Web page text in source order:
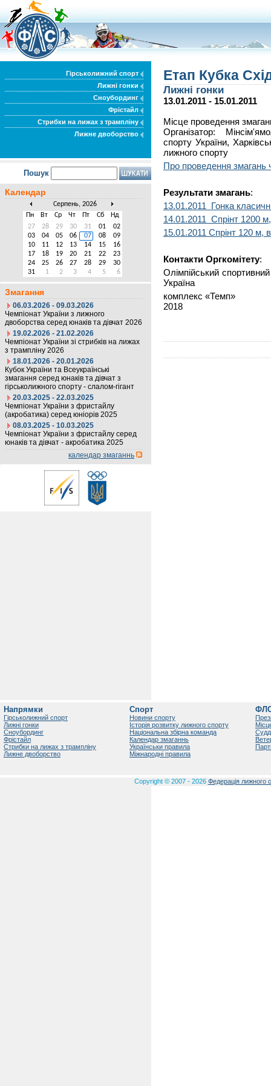
Гірськолижний спорт
Лижні гонки
Сноубординг
Фрістайл
Стрибки на лижах з трампліну
Лижне двоборство
Пошук
Календар
Серпень, 2026
Пн
Вт Ср Чт Пт Сб
Нд
27
28 29 30 31 01
02
03
04 05 06 07 08
09
10
11 12 13 14 15
16
17
18 19 20 21 22
23
24
25 26 27 28 29
30
31
1 2 3 4 5 6
Змагання
06.03.2026 - 09.03.2026
Чемпіонат України з лижного
двоборства серед юнаків та дівчат 2026
19.02.2026 - 21.02.2026
Чемпіонат України зі стрибків на лижах
з трампліну 2026
18.01.2026 - 20.01.2026
Кубок України та Всеукраїнські
змагання серед юнаків та дівчат з
гірськолижного спорту - слалом-гігант
20.03.2025 - 22.03.2025
Чемпіонат України з фристайлу
(акробатика) серед юніорів 2025
08.03.2025 - 10.03.2025
Чемпіонат України з фристайлу серед
юнаків та дівчат - акробатика 2025
календар змаганнь
Етап Кубка
Лижні гонки
13.01.2011 - 15.01.2011
Місце проведення
Організатор:
спорту України,
лижного спорту
Про проведення змагань
Результати змагань:
13.01.2011 Гонка
14.01.2011 Спрінт 1200
15.01.2011 Спрінт 120 м,
Контакти Оргкомітету:
Олімпійський
Україна
комплекс
2018
Напрямки
Гірськолижний спорт
Лижні гонки
Сноубординг
Фрістайл
Стрибки на лижах з трампліну
Лижне двоборство
Спорт
Новини спорту
Історія розвитку лижного спорту
Національна збірна команда
Календар змаганнь
Українськи правила
Міжнародні правила
Copyright © 2007 - 2026 Федерація лижного